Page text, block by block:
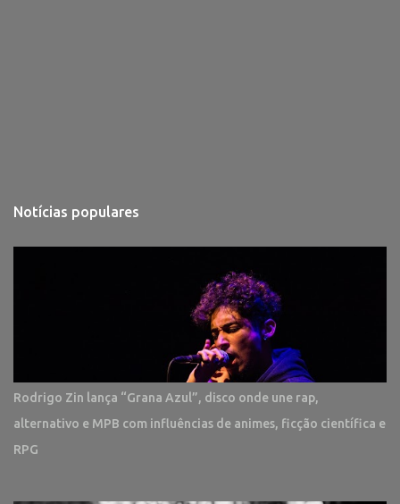
Notícias populares
Rodrigo Zin lança “Grana Azul”, disco onde une rap,
alternativo e MPB com influências de animes, ficção científica e
RPG